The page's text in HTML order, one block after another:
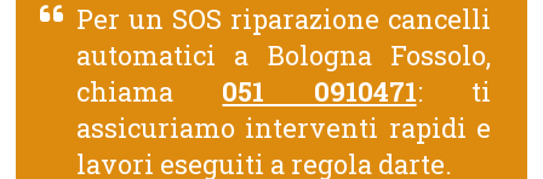
Per un SOS riparazione cancelli
automatici a Bologna Fossolo,
chiama 051 0910471: ti
assicuriamo interventi rapidi e
lavori eseguiti a regola darte.